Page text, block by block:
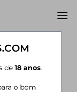
de 18 anos.
o bom